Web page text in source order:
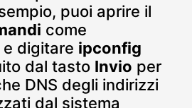
puoi aprire il
come
digitare ipconfig
dal tasto Invio per
DNS degli indirizzi
dal sistema